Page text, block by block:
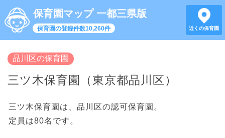
保育園マップ 一都三県版
保育園の登録件数10,260件 近くの保育園
品川区の保育園
三ツ木保育園（東京都品川区）
三ツ木保育園は、品川区の認可保育園。
定員は80名です。